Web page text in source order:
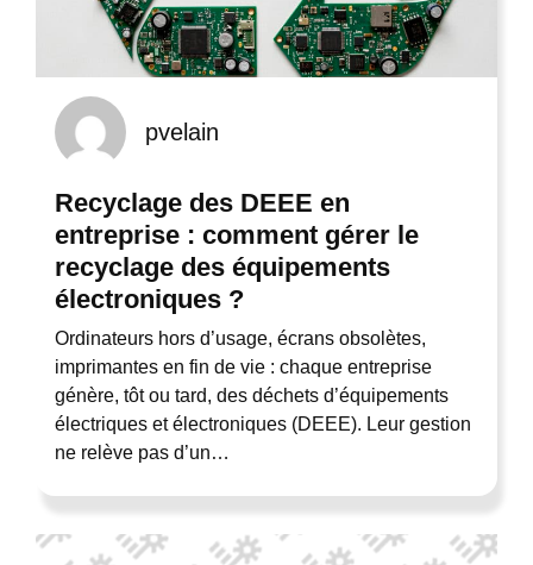
pvelain
Recyclage des DEEE en
entreprise : comment gérer le
recyclage des équipements
électroniques ?
Ordinateurs hors d’usage, écrans obsolètes,
imprimantes en fin de vie : chaque entreprise
génère, tôt ou tard, des déchets d’équipements
électriques et électroniques (DEEE). Leur gestion
ne relève pas d’un…